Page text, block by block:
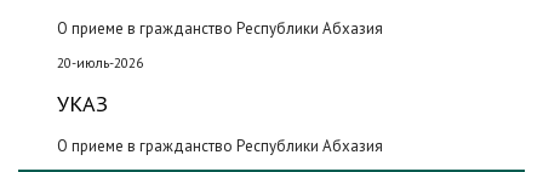
О приеме в гражданство Республики Абхазия
20-июль-2026
УКАЗ
О приеме в гражданство Республики Абхазия